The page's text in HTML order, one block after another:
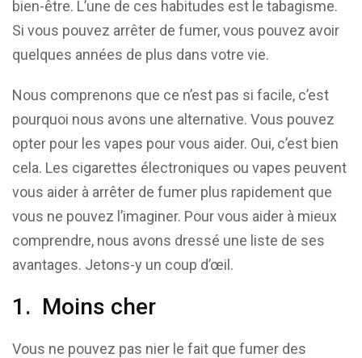
bien-être. L’une de ces habitudes est le tabagisme.
Si vous pouvez arrêter de fumer, vous pouvez avoir
quelques années de plus dans votre vie.
Nous comprenons que ce n’est pas si facile, c’est
pourquoi nous avons une alternative. Vous pouvez
opter pour les vapes pour vous aider. Oui, c’est bien
cela. Les cigarettes électroniques ou vapes peuvent
vous aider à arrêter de fumer plus rapidement que
vous ne pouvez l’imaginer. Pour vous aider à mieux
comprendre, nous avons dressé une liste de ses
avantages. Jetons-y un coup d’œil.
1. Moins cher
Vous ne pouvez pas nier le fait que fumer des